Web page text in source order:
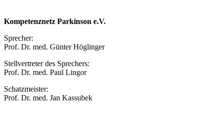
Kompetenznetz Parkinson e.V.
Sprecher:
Prof. Dr. med. Günter Höglinger
Stellvertreter des Sprechers:
Prof. Dr. med. Paul Lingor
Schatzmeister:
Prof. Dr. med. Jan Kassubek